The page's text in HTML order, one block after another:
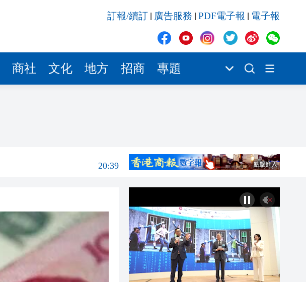
訂報/續訂 廣告服務 PDF電子報 電子報
商社 文化 地方 招商 專題
20:34
20:55
20:39
20:42
20:42